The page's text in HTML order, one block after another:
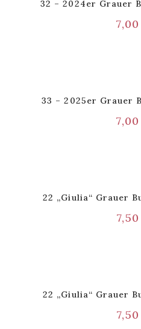
32 – 2024er Grauer
33 – 2025er Grauer
22 „Giulia“ Grauer
7,50
22 „Giulia“ Grauer
7,50